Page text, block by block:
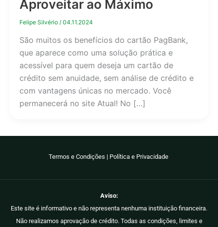
Aproveitar ao Máximo
Felipe Silvério / 04.11.2024
São muitos os benefícios do cartão PagBank,
que aparece como uma solução prática e
acessível para quem deseja um cartão de
crédito sem anuidade, sem análise de crédito e
com vantagens únicas no mercado. Você
permanecerá no site Atual! No […]
Termos e Condições | Política e Privacidade
Aviso:
Este site é informativo e não representa nenhuma instituição financeira.
Não realizamos aprovação de crédito. Todas as condições, limites e